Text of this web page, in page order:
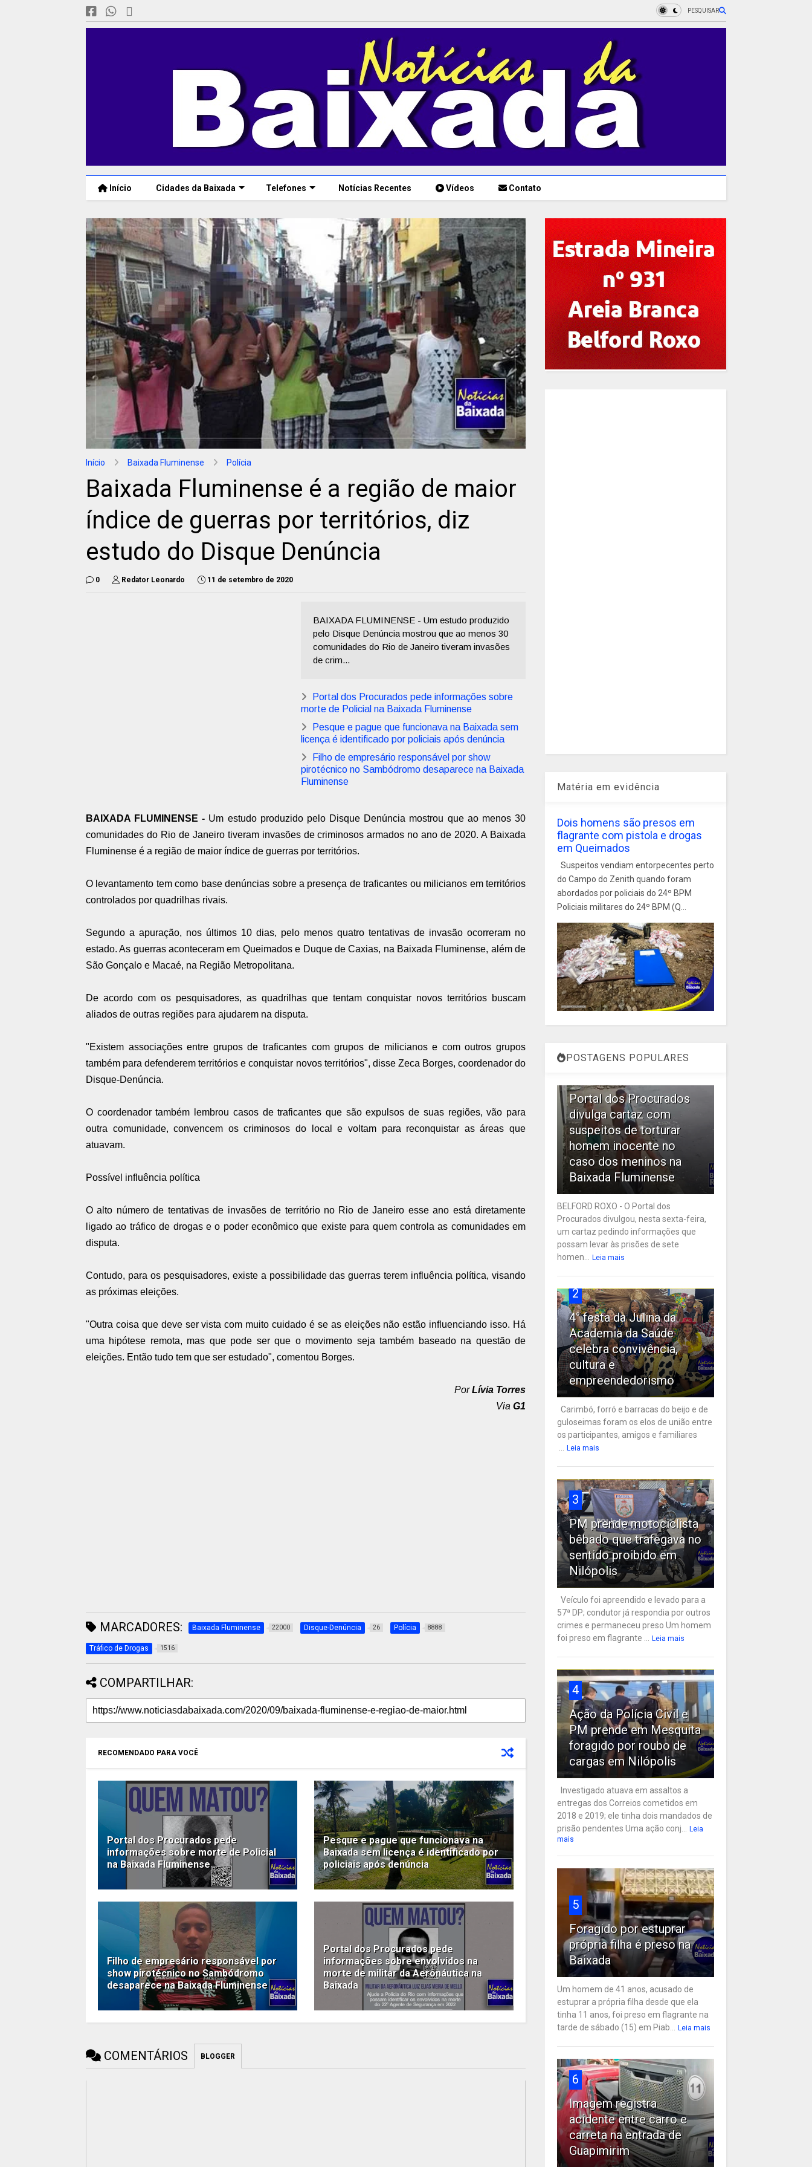
PESQUISAR
Início Cidades da Baixada Telefones Notícias Recentes Vídeos Contato
Início Baixada Fluminense Polícia
Baixada Fluminense é a região de maior
índice de guerras por territórios, diz
estudo do Disque Denúncia
0 Redator Leonardo 11 de setembro de 2020
BAIXADA FLUMINENSE - Um estudo produzido
pelo Disque Denúncia mostrou que ao menos 30
comunidades do Rio de Janeiro tiveram invasões
de crim...
Portal dos Procurados pede informações sobre
morte de Policial na Baixada Fluminense
Pesque e pague que funcionava na Baixada sem
licença é identificado por policiais após denúncia
Filho de empresário responsável por show
pirotécnico no Sambódromo desaparece na Baixada
Fluminense
BAIXADA FLUMINENSE - Um estudo produzido pelo Disque Denúncia mostrou que ao menos 30
comunidades do Rio de Janeiro tiveram invasões de criminosos armados no ano de 2020. A Baixada
Fluminense é a região de maior índice de guerras por territórios.
O levantamento tem como base denúncias sobre a presença de traficantes ou milicianos em territórios
controlados por quadrilhas rivais.
Segundo a apuração, nos últimos 10 dias, pelo menos quatro tentativas de invasão ocorreram no
estado. As guerras aconteceram em Queimados e Duque de Caxias, na Baixada Fluminense, além de
São Gonçalo e Macaé, na Região Metropolitana.
De acordo com os pesquisadores, as quadrilhas que tentam conquistar novos territórios buscam
aliados de outras regiões para ajudarem na disputa.
"Existem associações entre grupos de traficantes com grupos de milicianos e com outros grupos
também para defenderem territórios e conquistar novos territórios", disse Zeca Borges, coordenador do
Disque-Denúncia.
O coordenador também lembrou casos de traficantes que são expulsos de suas regiões, vão para
outra comunidade, convencem os criminosos do local e voltam para reconquistar as áreas que
atuavam.
Possível influência política
O alto número de tentativas de invasões de território no Rio de Janeiro esse ano está diretamente
ligado ao tráfico de drogas e o poder econômico que existe para quem controla as comunidades em
disputa.
Contudo, para os pesquisadores, existe a possibilidade das guerras terem influência política, visando
as próximas eleições.
"Outra coisa que deve ser vista com muito cuidado é se as eleições não estão influenciando isso. Há
uma hipótese remota, mas que pode ser que o movimento seja também baseado na questão de
eleições. Então tudo tem que ser estudado", comentou Borges.
PorLívia Torres
Via G1
MARCADORES: Baixada Fluminense 22000 Disque-Denúncia 26 Polícia 8888
Tráfico de Drogas 1516
COMPARTILHAR:
RECOMENDADO PARA VOCÊ
Portal dos Procurados pede
informações sobre morte de Policial
na Baixada Fluminense
Pesque e pague que funcionava na
Baixada sem licença é identificado por
policiais após denúncia
Filho de empresário responsável por
show pirotécnico no Sambódromo
desaparece na Baixada Fluminense
Portal dos Procurados pede
informações sobre envolvidos na
morte de militar da Aeronáutica na
Baixada
COMENTÁRIOS BLOGGER
Matéria em evidência
Dois homens são presos em
flagrante com pistola e drogas
em Queimados
Suspeitos vendiam entorpecentes perto
do Campo do Zenith quando foram
abordados por policiais do 24º BPM
Policiais militares do 24º BPM (Q...
POSTAGENS POPULARES
Portal dos Procurados
divulga cartaz com
suspeitos de torturar
homem inocente no
caso dos meninos na
Baixada Fluminense
BELFORD ROXO - O Portal dos
Procurados divulgou, nesta sexta-feira,
um cartaz pedindo informações que
possam levar às prisões de sete
homen... Leia mais
2
4° festa da Julina da
Academia da Saúde
celebra convivência,
cultura e
empreendedorismo
Carimbó, forró e barracas do beijo e de
guloseimas foram os elos de união entre
os participantes, amigos e familiares
... Leia mais
3
PM prende motociclista
bêbado que trafegava no
sentido proibido em
Nilópolis
Veículo foi apreendido e levado para a
57ª DP; condutor já respondia por outros
crimes e permaneceu preso Um homem
foi preso em flagrante ... Leia mais
4
Ação da Polícia Civil e
PM prende em Mesquita
foragido por roubo de
cargas em Nilópolis
Investigado atuava em assaltos a
entregas dos Correios cometidos em
2018 e 2019; ele tinha dois mandados de
prisão pendentes Uma ação conj... Leia
mais
5
Foragido por estuprar
própria filha é preso na
Baixada
Um homem de 41 anos, acusado de
estuprar a própria filha desde que ela
tinha 11 anos, foi preso em flagrante na
tarde de sábado (15) em Piab... Leia mais
6
Imagem registra
acidente entre carro e
carreta na entrada de
Guapimirim